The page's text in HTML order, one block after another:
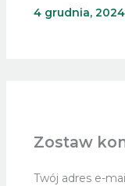
4 grudnia, 2024
Zostaw
Twój adres e-